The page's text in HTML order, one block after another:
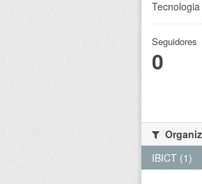
Seguidores
0
IBICT (1)